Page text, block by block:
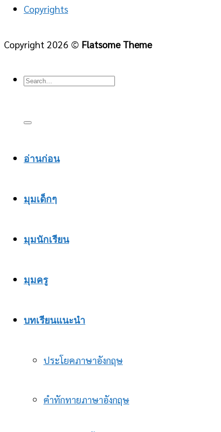
Copyrights
Copyright 2026 © Flatsome Theme
อ่านก่อน
มุมเด็กๆ
มุมนักเรียน
มุมครู
บทเรียนแนะนำ
ประโยคภาษาอังกฤษ
คำทักทายภาษาอังกฤษ